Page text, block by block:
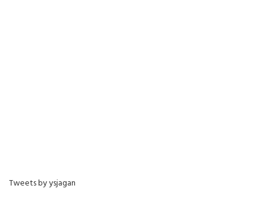
Tweets by ysjagan